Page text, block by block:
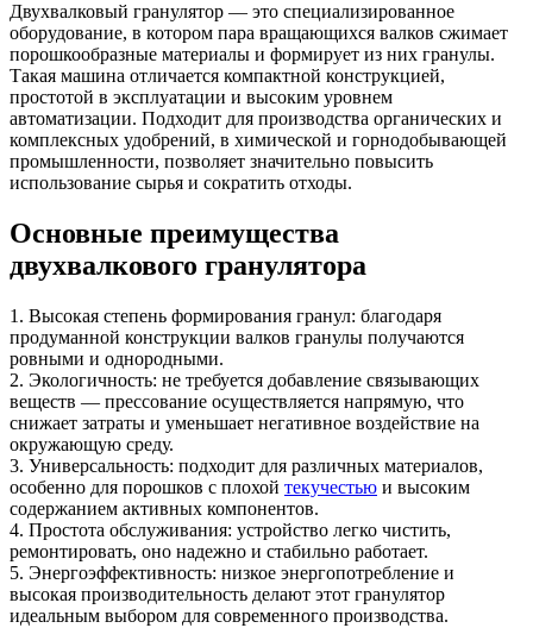
Двухвалковый гранулятор — это специализированное
оборудование, в котором пара вращающихся валков сжимает
порошкообразные материалы и формирует из них гранулы.
Такая машина отличается компактной конструкцией,
простотой в эксплуатации и высоким уровнем
автоматизации. Подходит для производства органических и
комплексных удобрений, в химической и горнодобывающей
промышленности, позволяет значительно повысить
использование сырья и сократить отходы.
Основные преимущества
двухвалкового гранулятора
1. Высокая степень формирования гранул: благодаря
продуманной конструкции валков гранулы получаются
ровными и однородными.
2. Экологичность: не требуется добавление связывающих
веществ — прессование осуществляется напрямую, что
снижает затраты и уменьшает негативное воздействие на
окружающую среду.
3. Универсальность: подходит для различных материалов,
особенно для порошков с плохой текучестью и высоким
содержанием активных компонентов.
4. Простота обслуживания: устройство легко чистить,
ремонтировать, оно надежно и стабильно работает.
5. Энергоэффективность: низкое энергопотребление и
высокая производительность делают этот гранулятор
идеальным выбором для современного производства.